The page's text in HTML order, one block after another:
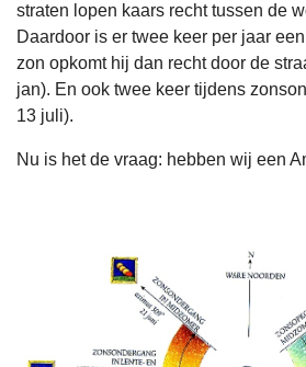
straten lopen kaars recht tussen de
Daardoor is er twee keer per jaar
zon opkomt hij dan recht door de
jan). En ook twee keer tijdens
13 juli).
Nu is het de vraag: hebben wij een